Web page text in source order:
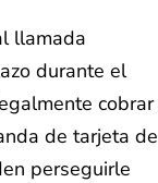
llamada
durante el
cobrar
de tarjeta de
perseguirle